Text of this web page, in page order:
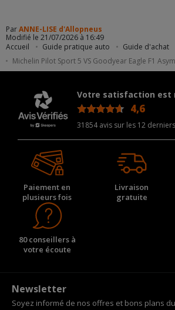
Accueil Guide pratique auto
Guide d'achat
Michelin Pilot Sport 5 VS Goodyear Eagle F1
ParANNE-LISE d'Allopneus
Modifié le 21/07/2026 à 16:49
Votre satisfaction est
4,6
31854 avis sur les 12
Paiement en
plusieurs fois
Livraison
gratuite
80 conseillers à
votre écoute
Newsletter
Soyez informé de nos offres et bons plans